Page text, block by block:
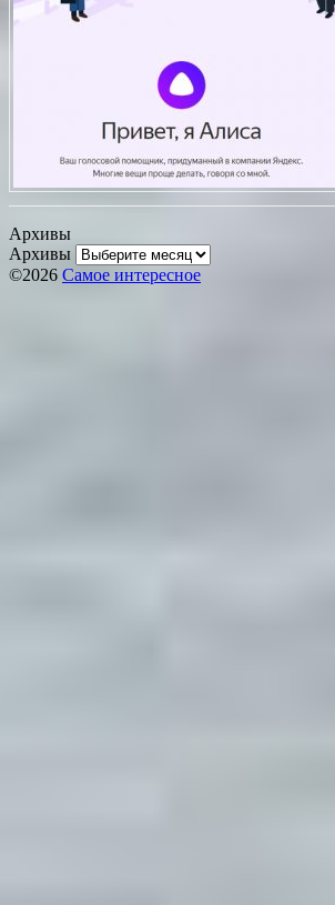
Архивы
Архивы
©2026 Самое интересное